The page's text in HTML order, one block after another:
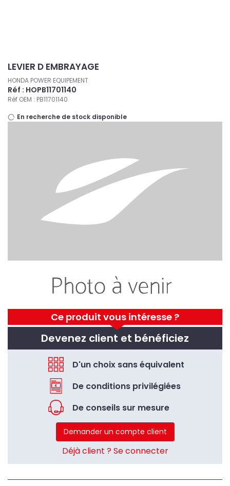
Ce produit vous intéresse ?
Devenez client et bénéficiez
D'un choix sans équivalent
De conditions privilégiées
De conseils sur mesure
Demander un compte client
Déjà client ? Se connecter
LEVIER D EMBRAYAGE
HONDA POWER EQUIPEMENT
Réf : HOPB11701140
Réf OEM : PB11701140
En recherche de stock disponible